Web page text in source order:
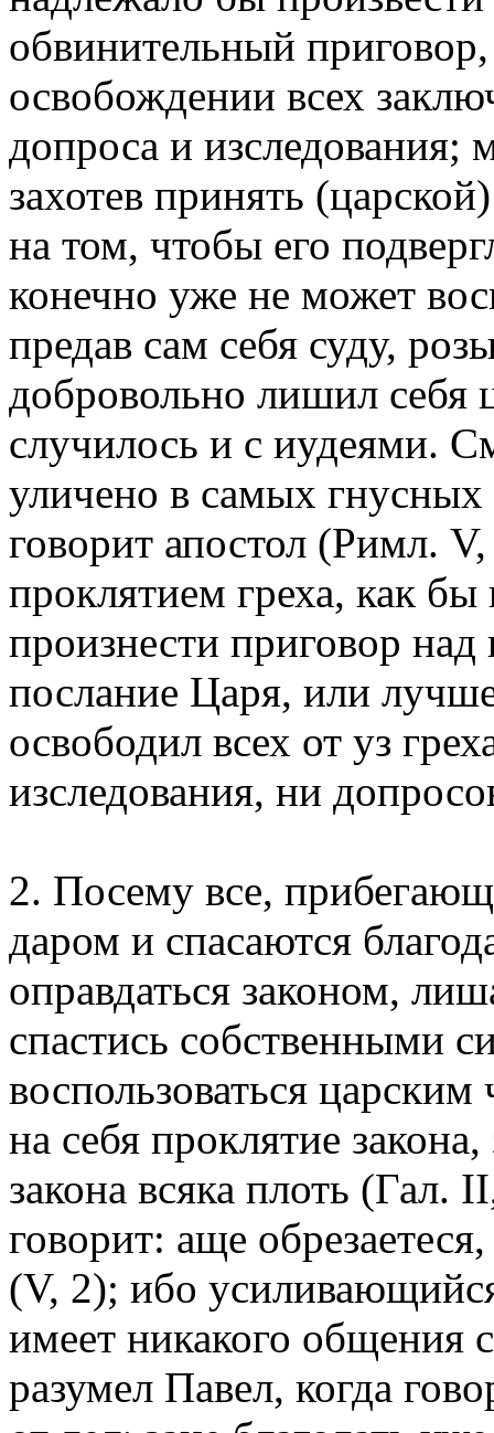
обвинительный
освобождении всех
допроса и изследования;
захотев принять
на том, чтобы его
конечно уже не может
предав сам себя суду,
добровольно лишил себя
случилось и с иудеями.
уличено в самых
говорит апостол (Римл.
проклятием греха, как
произнести приговор
послание Царя, или
освободил всех от уз
изследования, ни
2. Посему все,
даром и спасаются
оправдаться законом,
спастись собственными
воспользоваться
на себя проклятие
закона всяка плоть (Гал.
говорит: аще
(V, 2); ибо
имеет никакого общения
разумел Павел, когда